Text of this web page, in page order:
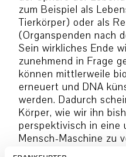
zum Beispiel als
Tierkörper) oder als
(Organspenden nach
Sein wirkliches Ende
zunehmend in Frage
können mittlerweile
erneuert und DNA
werden. Dadurch
Körper, wie wir ihn
perspektivisch in eine
Mensch-Maschine zu